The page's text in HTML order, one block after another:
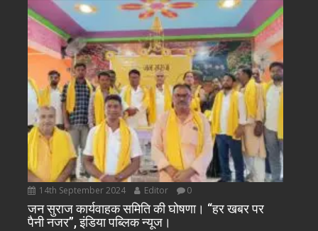
14th September 2024 Editor 0
जन सुराज कार्यवाहक समिति की घोषणा। “हर खबर पर
पैनी नजर”, इंडिया पब्लिक न्यूज।